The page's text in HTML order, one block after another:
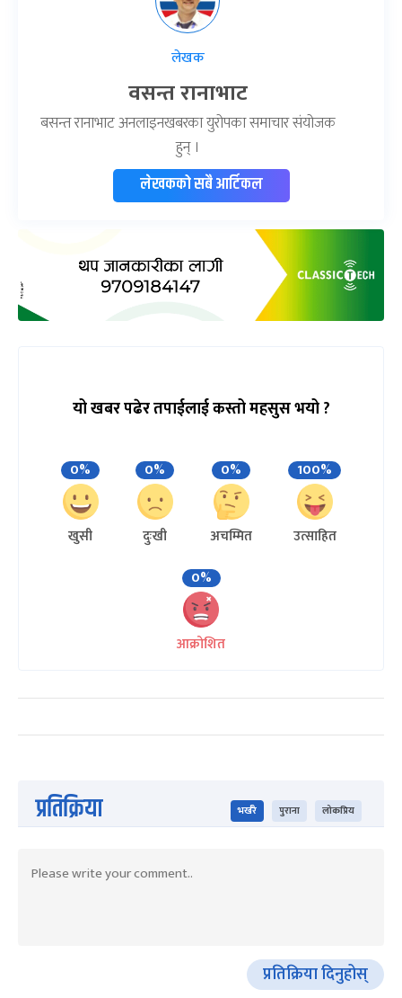
लेखक
वसन्त रानाभाट
बसन्त रानाभाट अनलाइनखबरका युरोपका समाचार संयोजक
हुन् ।
लेखकको सबै आर्टिकल
यो खबर पढेर तपाईलाई कस्तो महसुस भयो ?
0%
खुसी
0%
दुःखी
0%
अचम्मित
100%
उत्साहित
0%
आक्रोशित
प्रतिक्रिया भर्खरै पुराना लोकप्रिय
प्रतिक्रिया दिनुहोस्